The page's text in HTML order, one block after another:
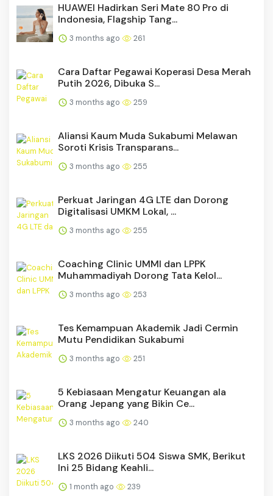
HUAWEI Hadirkan Seri Mate 80 Pro di
Indonesia, Flagship Tang...
3 months ago 261
Cara Daftar Pegawai Koperasi Desa Merah
Putih 2026, Dibuka S...
3 months ago 259
Aliansi Kaum Muda Sukabumi Melawan
Soroti Krisis Transparans...
3 months ago 255
Perkuat Jaringan 4G LTE dan Dorong
Digitalisasi UMKM Lokal, ...
3 months ago 255
Coaching Clinic UMMI dan LPPK
Muhammadiyah Dorong Tata Kelol...
3 months ago 253
Tes Kemampuan Akademik Jadi Cermin
Mutu Pendidikan Sukabumi
3 months ago 251
5 Kebiasaan Mengatur Keuangan ala
Orang Jepang yang Bikin Ce...
3 months ago 240
LKS 2026 Diikuti 504 Siswa SMK, Berikut
Ini 25 Bidang Keahli...
1 month ago 239